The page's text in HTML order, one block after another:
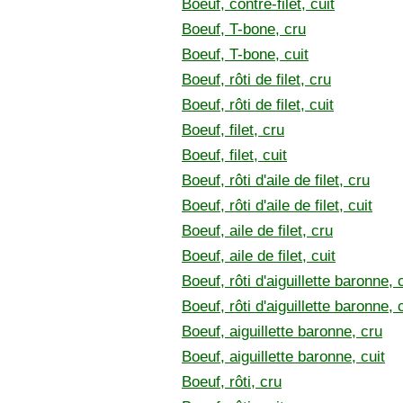
Boeuf, contre-filet, cuit
Boeuf, T-bone, cru
Boeuf, T-bone, cuit
Boeuf, rôti de filet, cru
Boeuf, rôti de filet, cuit
Boeuf, filet, cru
Boeuf, filet, cuit
Boeuf, rôti d'aile de filet, cru
Boeuf, rôti d'aile de filet, cuit
Boeuf, aile de filet, cru
Boeuf, aile de filet, cuit
Boeuf, rôti d'aiguillette baronne,
Boeuf, rôti d'aiguillette baronne,
Boeuf, aiguillette baronne, cru
Boeuf, aiguillette baronne, cuit
Boeuf, rôti, cru